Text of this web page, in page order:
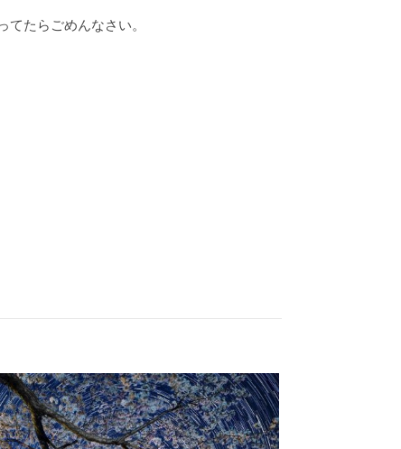
たらごめんなさい。